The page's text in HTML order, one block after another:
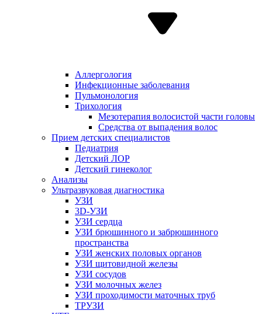
Аллергология
Инфекционные заболевания
Пульмонология
Трихология
Мезотерапия волосистой части головы
Средства от выпадения волос
Прием детских специалистов
Педиатрия
Детский ЛОР
Детский гинеколог
Анализы
Ультразвуковая диагностика
УЗИ
3D-УЗИ
УЗИ сердца
УЗИ брюшинного и забрюшинного
пространства
УЗИ женских половых органов
УЗИ щитовидной железы
УЗИ сосудов
УЗИ молочных желез
УЗИ проходимости маточных труб
ТРУЗИ